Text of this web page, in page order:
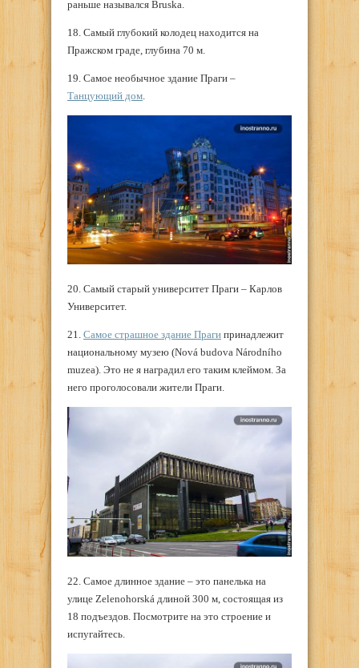
раньше назывался Bruska.
18. Самый глубокий колодец находится на
Пражском граде, глубина 70 м.
19. Самое необычное здание Праги –
Танцующий дом
20. Самый старый университет Праги – Карлов
Университет.
21. Самое страшное здание Праги принадлежит
национальному музею (Nová budova Národního
muzea). Это не я наградил его таким клеймом. За
него проголосовали жители Праги.
22. Самое длинное здание – это панелька на
улице Zelenohorská длиной 300 м, состоящая из
18 подъездов. Посмотрите на это строение и
испугайтесь.